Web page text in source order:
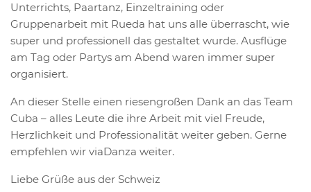
Unterrichts, Paartanz, Einzeltraining oder
Gruppenarbeit mit Rueda hat uns alle überrascht, wie
super und professionell das gestaltet wurde. Ausflüge
am Tag oder Partys am Abend waren immer super
organisiert.
An dieser Stelle einen riesengroßen Dank an das Team
Cuba – alles Leute die ihre Arbeit mit viel Freude,
Herzlichkeit und Professionalität weiter geben. Gerne
empfehlen wir viaDanza weiter.
Liebe Grüße aus der Schweiz